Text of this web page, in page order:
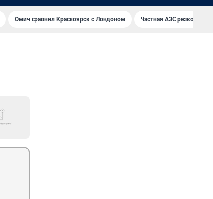
Омич сравнил Красноярск с Лондоном Частная АЗС резко